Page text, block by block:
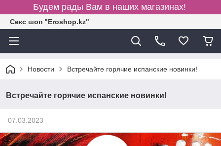
Будем рады Вам в наших магазинах!
Секс шоп "Eroshop.kz"
Новости Встречайте горячие испанские новинки!
Встречайте горячие испанские новинки!
07.03.2023